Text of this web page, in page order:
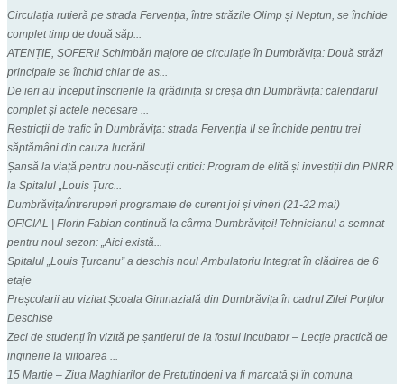
Circulația rutieră pe strada Fervenția, între străzile Olimp și Neptun, se închide
complet timp de două săp...
ATENȚIE, ȘOFERI! Schimbări majore de circulație în Dumbrăvița: Două străzi
principale se închid chiar de as...
De ieri au început înscrierile la grădinița și creșa din Dumbrăvița: calendarul
complet și actele necesare ...
Restricții de trafic în Dumbrăvița: strada Fervenția II se închide pentru trei
săptămâni din cauza lucrăril...
Șansă la viață pentru nou-născuții critici: Program de elită și investiții din PNRR
la Spitalul „Louis Țurc...
Dumbrăvița/Întreruperi programate de curent joi și vineri (21-22 mai)
OFICIAL | Florin Fabian continuă la cârma Dumbrăviței! Tehnicianul a semnat
pentru noul sezon: „Aici există...
Spitalul „Louis Țurcanu” a deschis noul Ambulatoriu Integrat în clădirea de 6
etaje
Preșcolarii au vizitat Școala Gimnazială din Dumbrăvița în cadrul Zilei Porților
Deschise
Zeci de studenți în vizită pe șantierul de la fostul Incubator – Lecție practică de
inginerie la viitoarea ...
15 Martie – Ziua Maghiarilor de Pretutindeni va fi marcată și în comuna